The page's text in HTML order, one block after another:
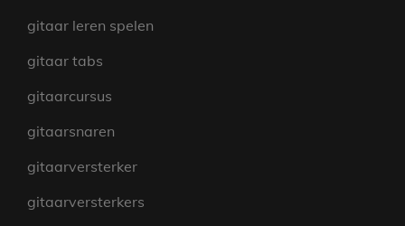
gitaar leren spelen
gitaar tabs
gitaarcursus
gitaarsnaren
gitaarversterker
gitaarversterkers